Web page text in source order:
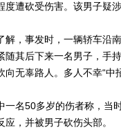
度遭砍受伤害。该男子疑
事发时，一辆轿车沿南
随其后下来一名男子，手
向无辜路人。多人不幸“中
50多岁的伤者称，当时
应，并被男子砍伤头部。